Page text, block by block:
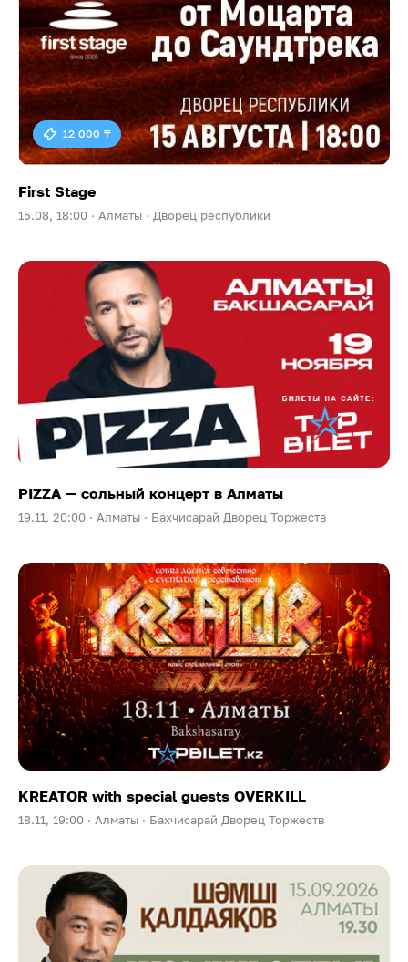
12 000 ₸
First Stage
15.08, 18:00 · Алматы · Дворец республики
PIZZA — сольный концерт в Алматы
19.11, 20:00 · Алматы · Бахчисарай Дворец Торжеств
KREATOR with special guests OVERKILL
18.11, 19:00 · Алматы · Бахчисарай Дворец Торжеств